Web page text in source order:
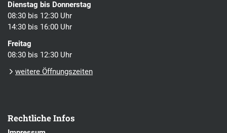
Dienstag bis Donnerstag
08:30 bis 12:30 Uhr
14:30 bis 16:00 Uhr
Freitag
08:30 bis 12:30 Uhr
weitere Öffnungszeiten
Rechtliche Infos